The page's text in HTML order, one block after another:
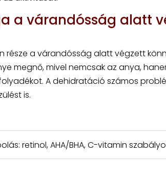
a várandósság alatt
a várandósság alatt végzett
megnő, mivel nemcsak az anya,
A dehidratáció számos
is.
retinol, AHA/BHA, C-vitamin